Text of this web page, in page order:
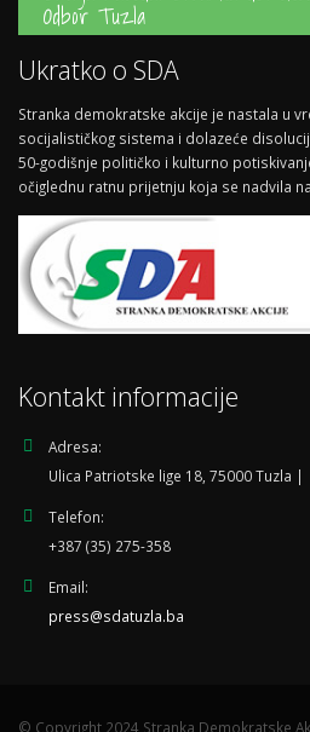
Odbor Tuzla
Ukratko o SDA
Stranka demokratske akcije je nastala u
socijalističkog sistema i dolazeće
50-godišnje političko i kulturno
očiglednu ratnu prijetnju koja se nadvila
Kontakt informacije
Adresa:
Ulica Patriotske lige 18, 75000 Tuzla |
Telefon:
+387 (35) 275-358
Email:
press@sdatuzla.ba
© Copyright 2024 Stranka Demokratske